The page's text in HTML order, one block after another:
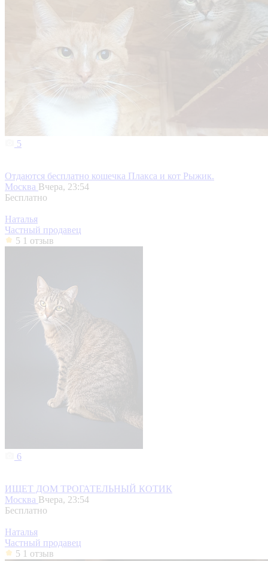
5
Отдаются бесплатно кошечка Плакса и кот Рыжик.
Москва Вчера, 23:54
Бесплатно
Наталья
Частный продавец
5 1 отзыв
6
ИЩЕТ ДОМ ТРОГАТЕЛЬНЫЙ КОТИК
Москва Вчера, 23:54
Бесплатно
Наталья
Частный продавец
5 1 отзыв